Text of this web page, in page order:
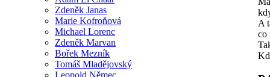
Zdeněk Janas
Marie Kofroňová
Michael Lorenc
Zdeněk Marvan
Bořek Mezník
Tomáš Mladějovský
Leopold Němec
A
co